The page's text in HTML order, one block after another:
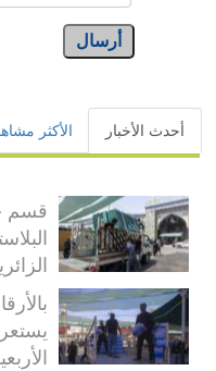
أرسال
أحدث الأخبار الأكثر
قسم